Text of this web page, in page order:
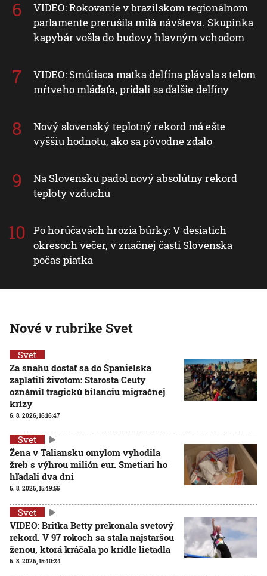
VIDEO: Rokovanie v brazílskom regionálnom
parlamente prerušila milá návšteva. Skupinka
kapybár vošla do budovy hlavným vchodom
VIDEO: Smútiaca matka delfína plávala s telom
mŕtveho mláďaťa, pridali sa ďalšie delfíny
Nový slovenský teplotný rekord má ešte
vyššiu hodnotu, ako sa pôvodne zdalo
Na Slovensku padol nový absolútny rekord
teploty vzduchu
Po horúčavách hrozia búrky: V desiatich
okresoch večer, v značnej časti Slovenska
počas piatka
Nové v rubrike Svet
Svet
Za snahu dostať sa do Španielska
zaplatili životom: Starosta Ceuty
oznámil tragickú bilanciu migračnej
krízy
6. 8. 2026, 16:16:47
Svet
Žena v Taliansku omylom vyhodila
žreb s výhrou milión eur. Smetiari ho
hľadali dva dni
6. 8. 2026, 15:49:55
Svet
VIDEO: Britka Betty prekonala svetový
rekord. V 97 rokoch sa stala najstaršou
ženou, ktorá kráčala po krídle lietadla
6. 8. 2026, 15:40:24